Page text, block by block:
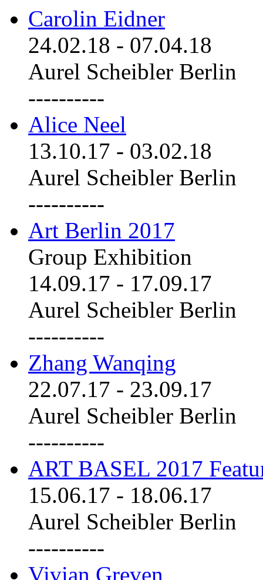
Carolin Eidner
24.02.18 - 07.04.18
Aurel Scheibler Berlin
----------
Alice Neel
13.10.17 - 03.02.18
Aurel Scheibler Berlin
----------
Art Berlin 2017
Group Exhibition
14.09.17 - 17.09.17
Aurel Scheibler Berlin
----------
Zhang Wanqing
22.07.17 - 23.09.17
Aurel Scheibler Berlin
----------
ART BASEL 2017
15.06.17 - 18.06.17
Aurel Scheibler Berlin
----------
Vivian Greven